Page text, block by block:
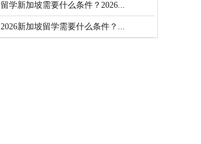
留学新加坡需要什么条件？2026...
2026新加坡留学需要什么条件？...